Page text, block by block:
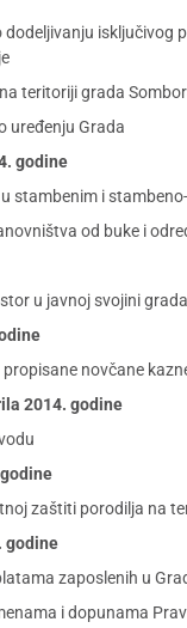
teritoriji grada
uređenju Grada
godine
stambenim i
od buke i
u javnoj svojini
novčane
2014. godine
zaštiti porodilja na
godine
zaposlenih u
i dopunama